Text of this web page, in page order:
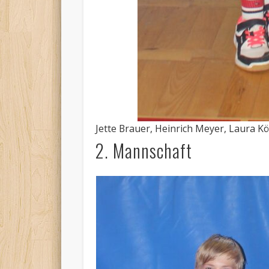
Jette Brauer, Heinrich Meyer, Laura
2. Mannschaft